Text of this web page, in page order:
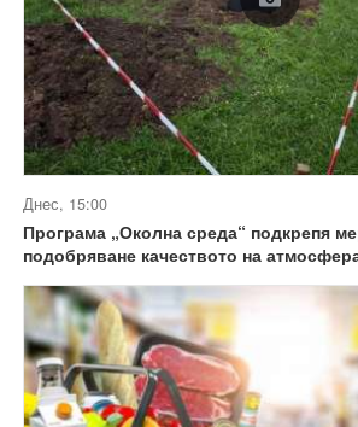
Днес, 15:00
Програма „Околна среда“ подкрепя
подобряване качеството на